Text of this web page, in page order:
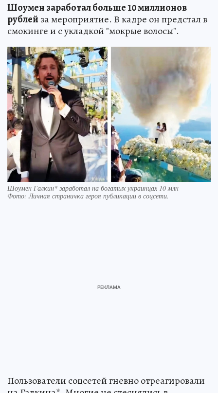
Шоумен заработал больше 10 миллионов
рублей за мероприятие. В кадре он предстал в
смокинге и с укладкой "мокрые волосы".
Шоумен Галкин* заработал на богатых украинцах 10 млн
Фото:Личная страничка героя публикации в соцсети.
Пользователи соцсетей гневно отреагировали